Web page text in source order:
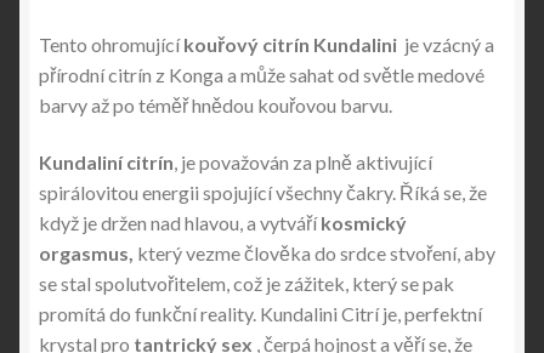
Tento ohromujícíkouřový citrín Kundalini je vzácný a
přírodní citrín z Konga a může sahat od světle medové
barvy až po téměř hnědou kouřovou barvu.
Kundaliní citrín, je považován za plně aktivující
spirálovitou energii spojující všechny čakry. Říká se, že
když je držen nad hlavou, a vytváříkosmický
orgasmus, který vezme člověka do srdce stvoření, aby
se stal spolutvořitelem, což je zážitek, který se pak
promítá do funkční reality. Kundalini Citrí je, perfektní
krystal pro tantrický sex , čerpá hojnost a věří se, že